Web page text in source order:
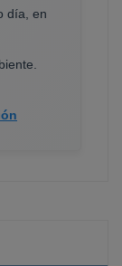
día, en